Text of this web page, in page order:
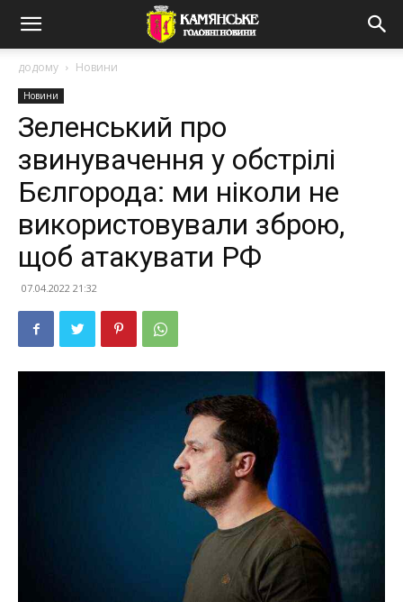
додому Новини
Новини
Зеленський про
звинувачення у обстрілі
Бєлгорода: ми ніколи не
використовували зброю,
щоб атакувати РФ
07.04.2022 21:32